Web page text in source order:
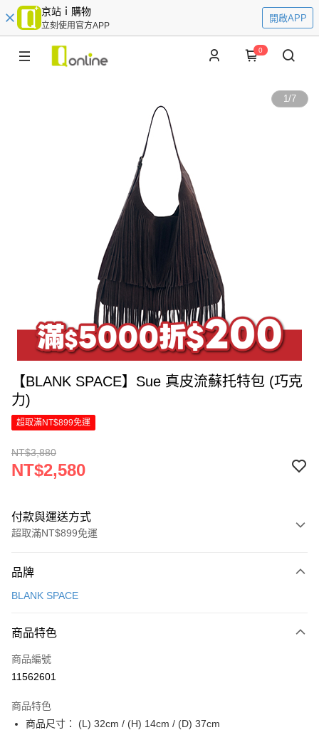
京站ｉ購物
立刻使用官方APP
開啟APP
0
1/7
【BLANK SPACE】Sue 真皮流蘇托特包 (巧克
力)
超取滿NT$899免運
NT$3,880
NT$2,580
付款與運送方式
超取滿NT$899免運
信用卡一次付款
Apple Pay
街口支付
Google Pay
品牌
BLANK SPACE
商品特色
商品編號
11562601
商品特色
商品尺寸： (L) 32cm / (H) 14cm / (D) 37cm